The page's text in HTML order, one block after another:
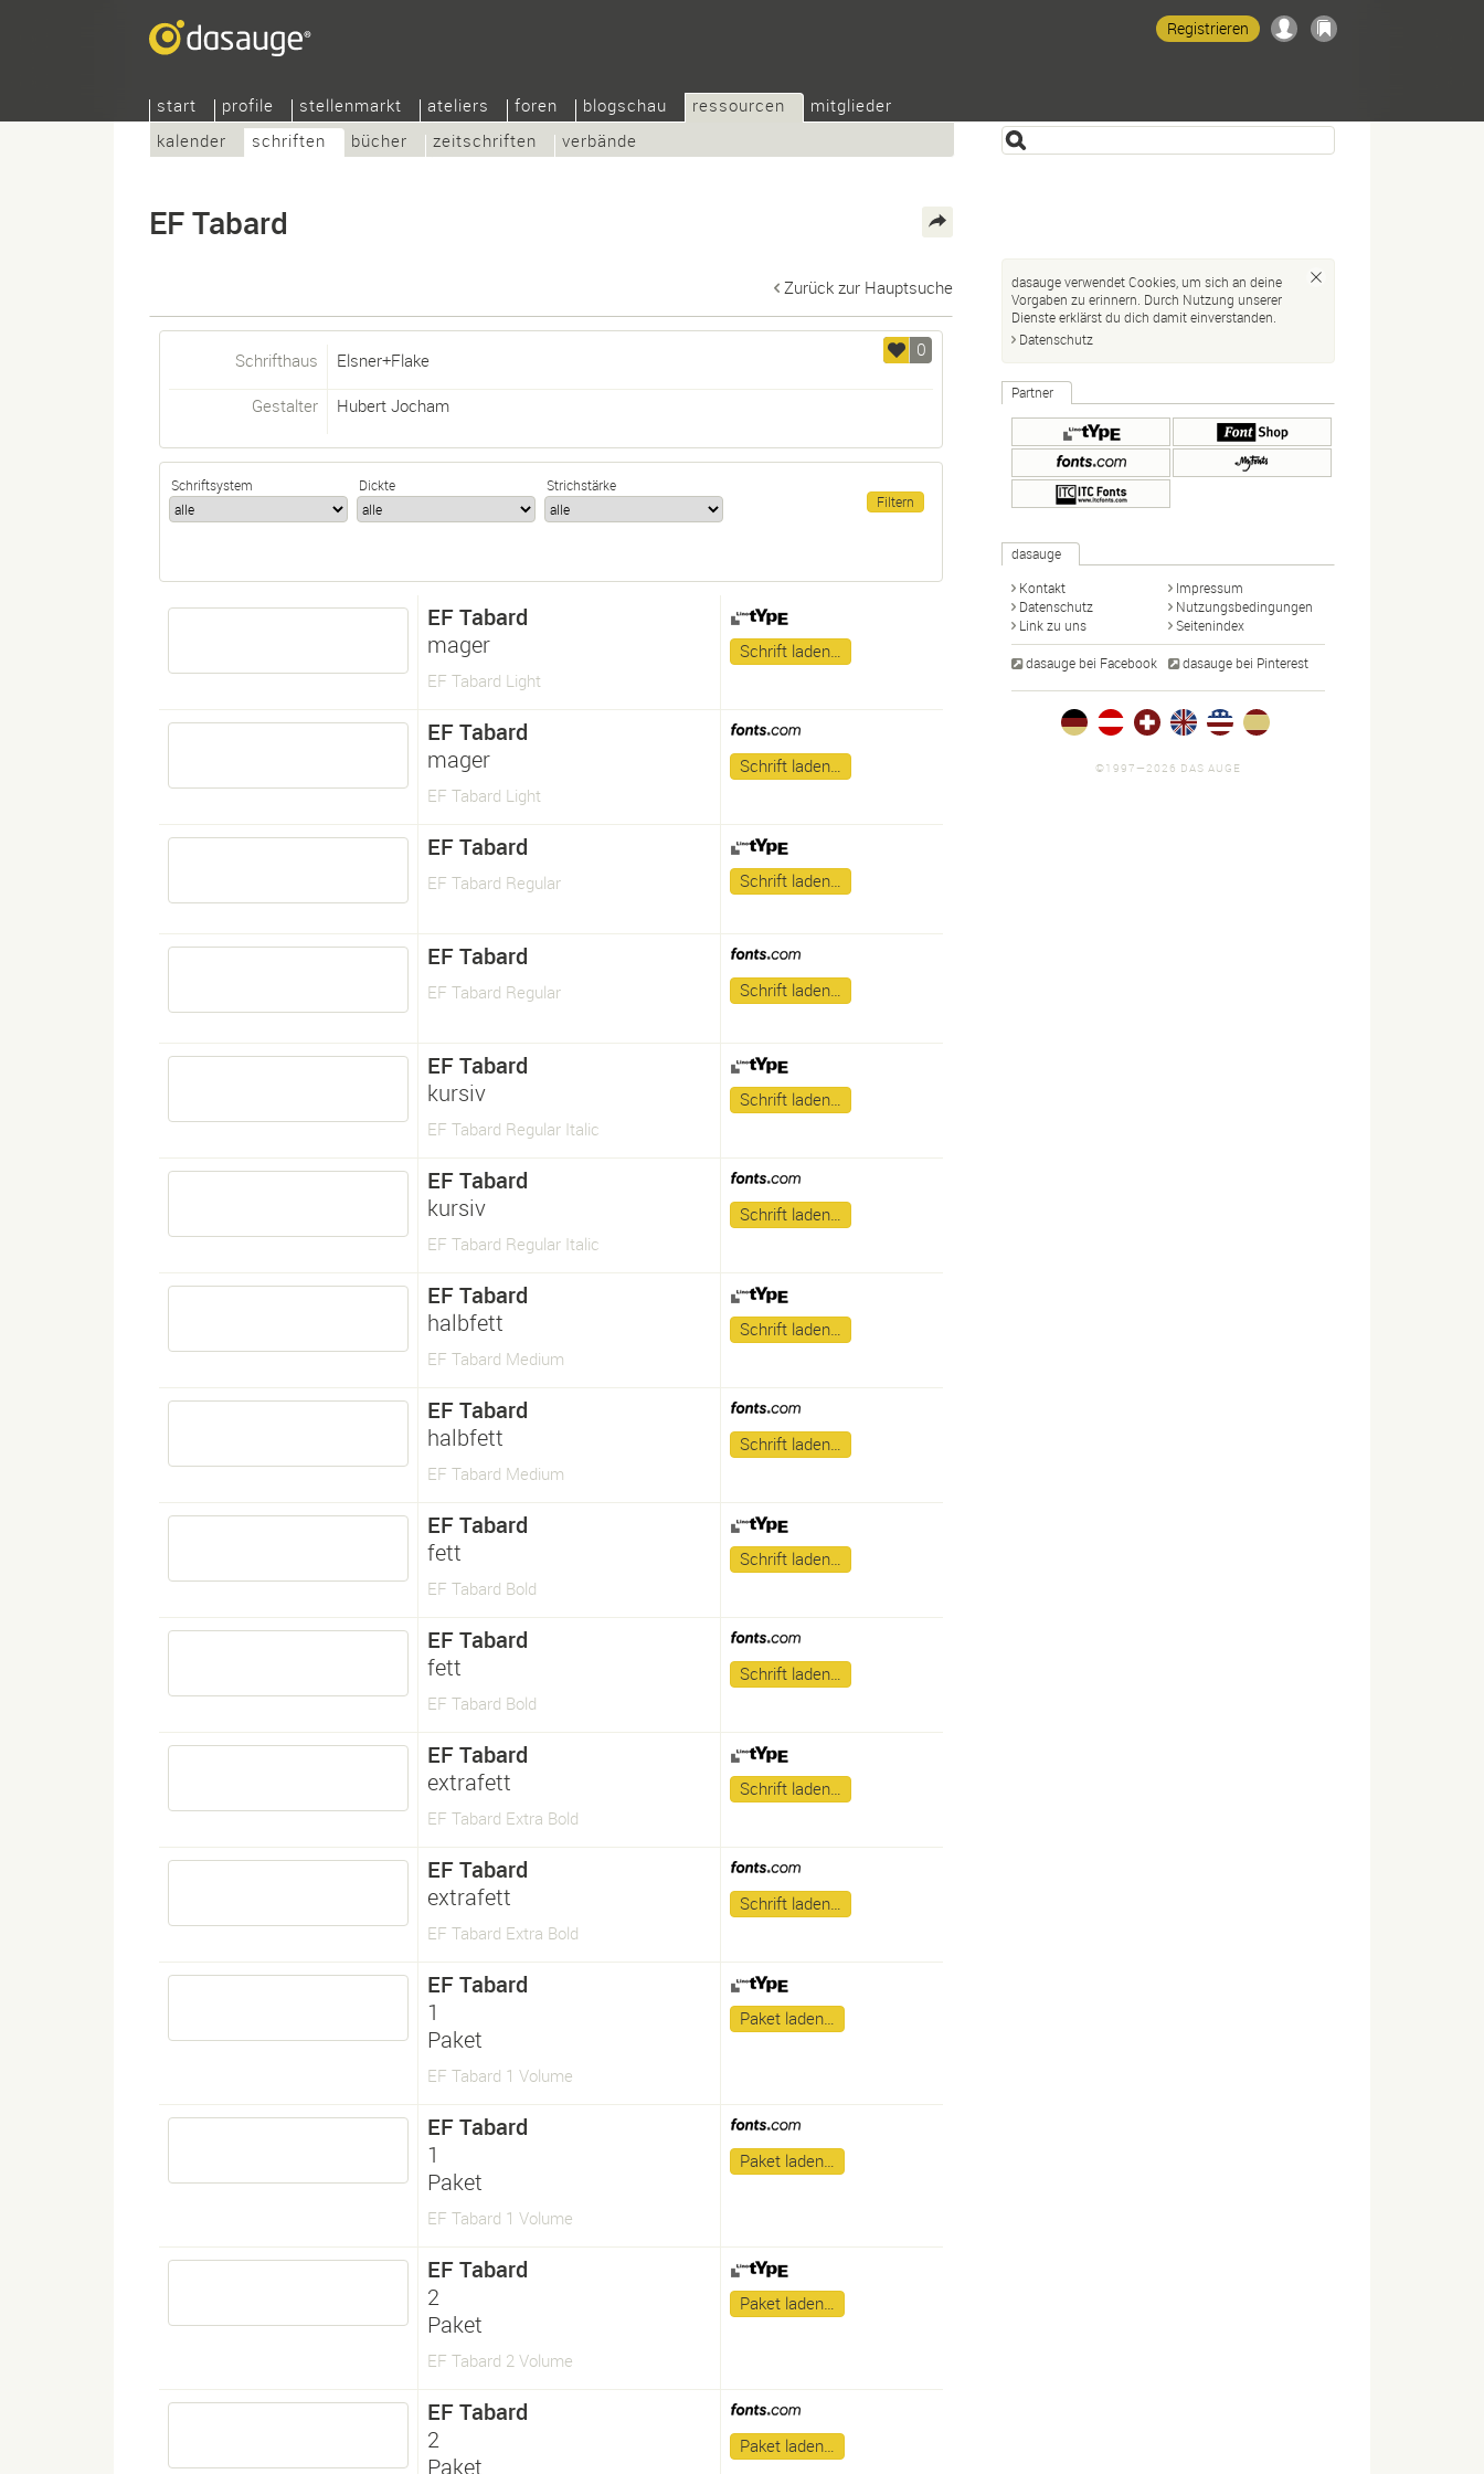
start profile stellenmarkt ateliers foren blogschau
ressourcen
kalender
schriften bücher zeitschriften verbände
mitglieder
Registrieren
EF Tabard
Zurück zur Hauptsuche
0
Schrifthaus Elsner+Flake
Gestalter Hubert Jocham
Schriftsystem Dickte Strichstärke
EF Tabard
mager
EF Tabard Light
Schrift laden…
EF Tabard
mager
EF Tabard Light
Schrift laden…
EF Tabard
EF Tabard Regular Schrift laden…
EF Tabard
EF Tabard Regular Schrift laden…
EF Tabard
kursiv
EF Tabard Regular Italic
Schrift laden…
EF Tabard
kursiv
EF Tabard Regular Italic
Schrift laden…
EF Tabard
halbfett
EF Tabard Medium
Schrift laden…
EF Tabard
halbfett
EF Tabard Medium
Schrift laden…
EF Tabard
fett
EF Tabard Bold
Schrift laden…
EF Tabard
fett
EF Tabard Bold
Schrift laden…
EF Tabard
extrafett
EF Tabard Extra Bold
Schrift laden…
EF Tabard
extrafett
EF Tabard Extra Bold
Schrift laden…
EF Tabard
1
Paket
EF Tabard 1 Volume
Paket laden…
EF Tabard
1
Paket
EF Tabard 1 Volume
Paket laden…
EF Tabard
2
Paket
EF Tabard 2 Volume
Paket laden…
EF Tabard
2
Paket
Paket laden…
dasauge verwendet Cookies, um sich an deine
Vorgaben zu erinnern. Durch Nutzung unserer
Dienste erklärst du dich damit einverstanden.
Datenschutz
Partner
dasauge
Kontakt
Impressum
Datenschutz
Nutzungsbedingungen
Link zu uns
Seitenindex
dasauge bei Facebook dasauge bei Pinterest
©1997—2026 DAS AUGE